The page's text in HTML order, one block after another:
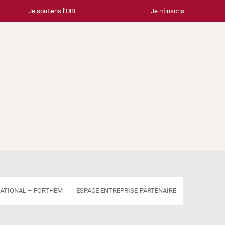
Je soutiens l’UBE Je m'inscris
– FORTHEM ESPACE ENTREPRISE-PARTENAIRE